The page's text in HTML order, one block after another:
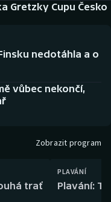
Gretzky Cupu Česko
nedotáhla a o
vůbec nekončí,
Zobrazit program
trať
PLAVÁNÍ
Plavání: